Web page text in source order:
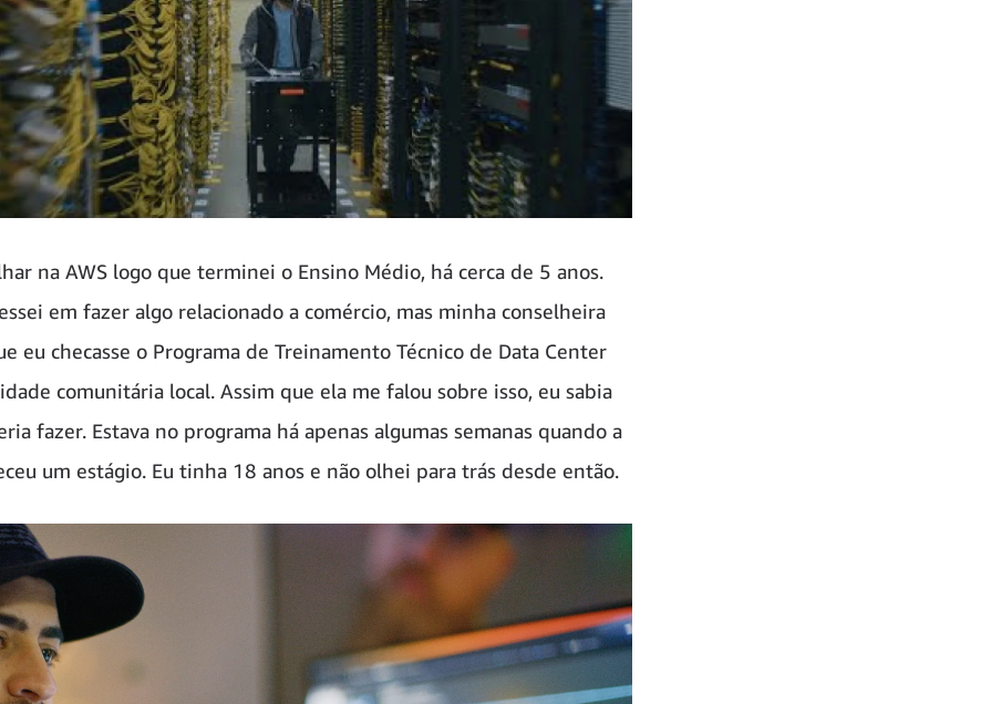
na AWS logo que terminei o Ensino Médio, há cerca de 5 anos.
em fazer algo relacionado a comércio, mas minha conselheira
eu checasse o Programa de Treinamento Técnico de Data Center
comunitária local. Assim que ela me falou sobre isso, eu sabia
fazer. Estava no programa há apenas algumas semanas quando a
um estágio. Eu tinha 18 anos e não olhei para trás desde então.